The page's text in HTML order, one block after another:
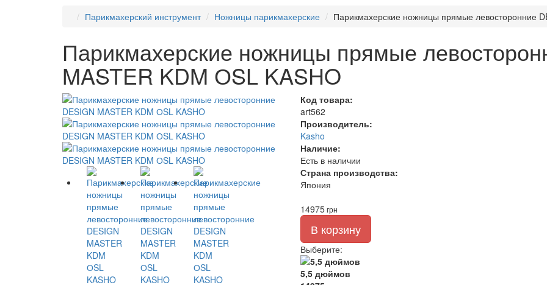
Парикмахерский инструмент
Ножницы парикмахерские Парикмахерские ножницы прямые левосторонние
Парикмахерские ножницы прямые
MASTER KDM ОSL KASHO
Код товара:
art562
Производитель:
Kasho
Наличие:
Есть в наличии
Страна производства:
Япония
14975грн
В корзину
Выберите:
5,5 дюймов